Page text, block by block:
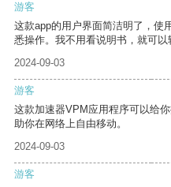
游客
这款app的用户界面简洁明了，使
悉操作。我不用看说明书，就可以
2024-09-03
游客
这款加速器VPM应用程序可以给
助你在网络上自由移动。
2024-09-03
游客